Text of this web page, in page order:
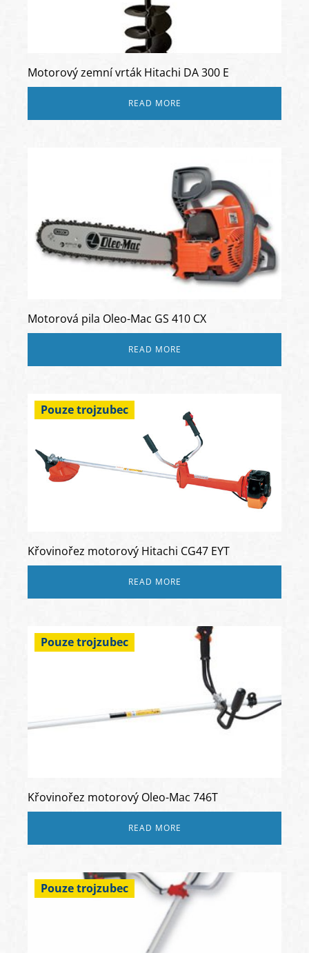
Motorový zemní vrták Hitachi DA 300 E
READ MORE
Motorová pila Oleo-Mac GS 410 CX
READ MORE
Křovinořez motorový Hitachi CG47 EYT
Pouze trojzubec
READ MORE
Křovinořez motorový Oleo-Mac 746T
Pouze trojzubec
READ MORE
Pouze trojzubec